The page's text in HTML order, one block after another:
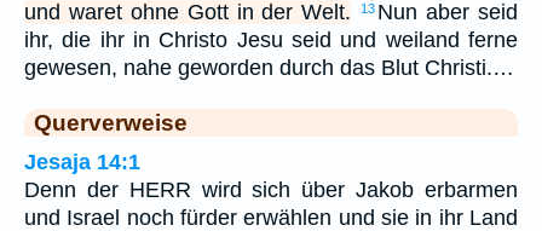
und waret ohne Gott in der Welt.
13 Nun aber seid
ihr, die ihr in Christo Jesu seid und weiland ferne
gewesen, nahe geworden durch das Blut Christi.…
Querverweise
Jesaja 14:1
Denn der HERR wird sich über Jakob erbarmen
und Israel noch fürder erwählen und sie in ihr Land